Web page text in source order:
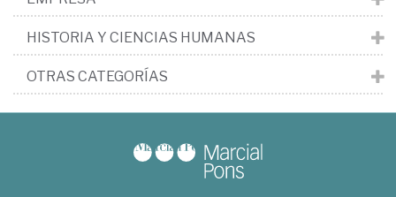
HISTORIA Y CIENCIAS HUMANAS
OTRAS CATEGORÍAS